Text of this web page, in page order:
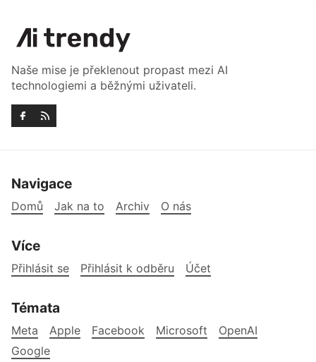
Naše mise je překlenout propast mezi AI
technologiemi a běžnými uživateli.
Navigace
Domů Jak na to Archiv O nás
Více
Přihlásit se Přihlásit k odběru Účet
Témata
Meta Apple Facebook Microsoft
OpenAI
Google